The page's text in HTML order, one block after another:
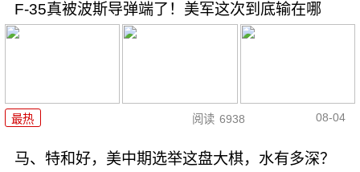
F-35真被波斯导弹端了！美军这次到底输在哪
最热 阅读 6938 08-04
马、特和好，美中期选举这盘大棋，水有多深？